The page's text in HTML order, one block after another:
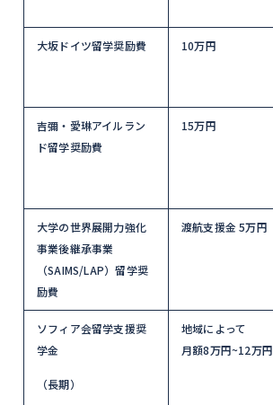
大坂ドイツ留学奨励費 10万円
吉彌・愛琳アイルラン
ド留学奨励費
15万円
大学の世界展開力強化
事業後継承事業
（SAIMS/LAP）留学奨
励費
渡航支援金 5万円
ソフィア会留学支援奨
学金
（長期）
地域によって
月額8万円~12万円